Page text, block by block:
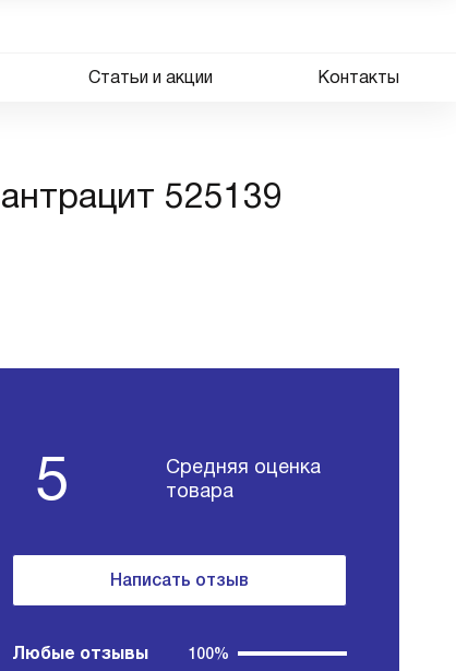
Статьи и акции Контакты
525139
5
Средняя оценка
товара
Написать отзыв
Любые отзывы 100%